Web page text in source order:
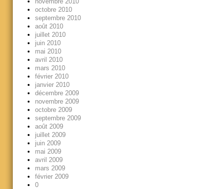
octobre 2010
septembre 2010
août 2010
juillet 2010
juin 2010
mai 2010
avril 2010
mars 2010
février 2010
janvier 2010
décembre 2009
novembre 2009
octobre 2009
septembre 2009
août 2009
juillet 2009
juin 2009
mai 2009
avril 2009
mars 2009
février 2009
0